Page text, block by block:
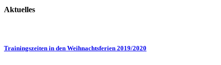
Aktuelles
Trainingszeiten in den Weihnachtsferien 2019/2020